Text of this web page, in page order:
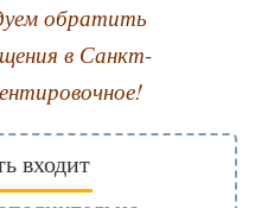
обратить
в Санкт-
входит